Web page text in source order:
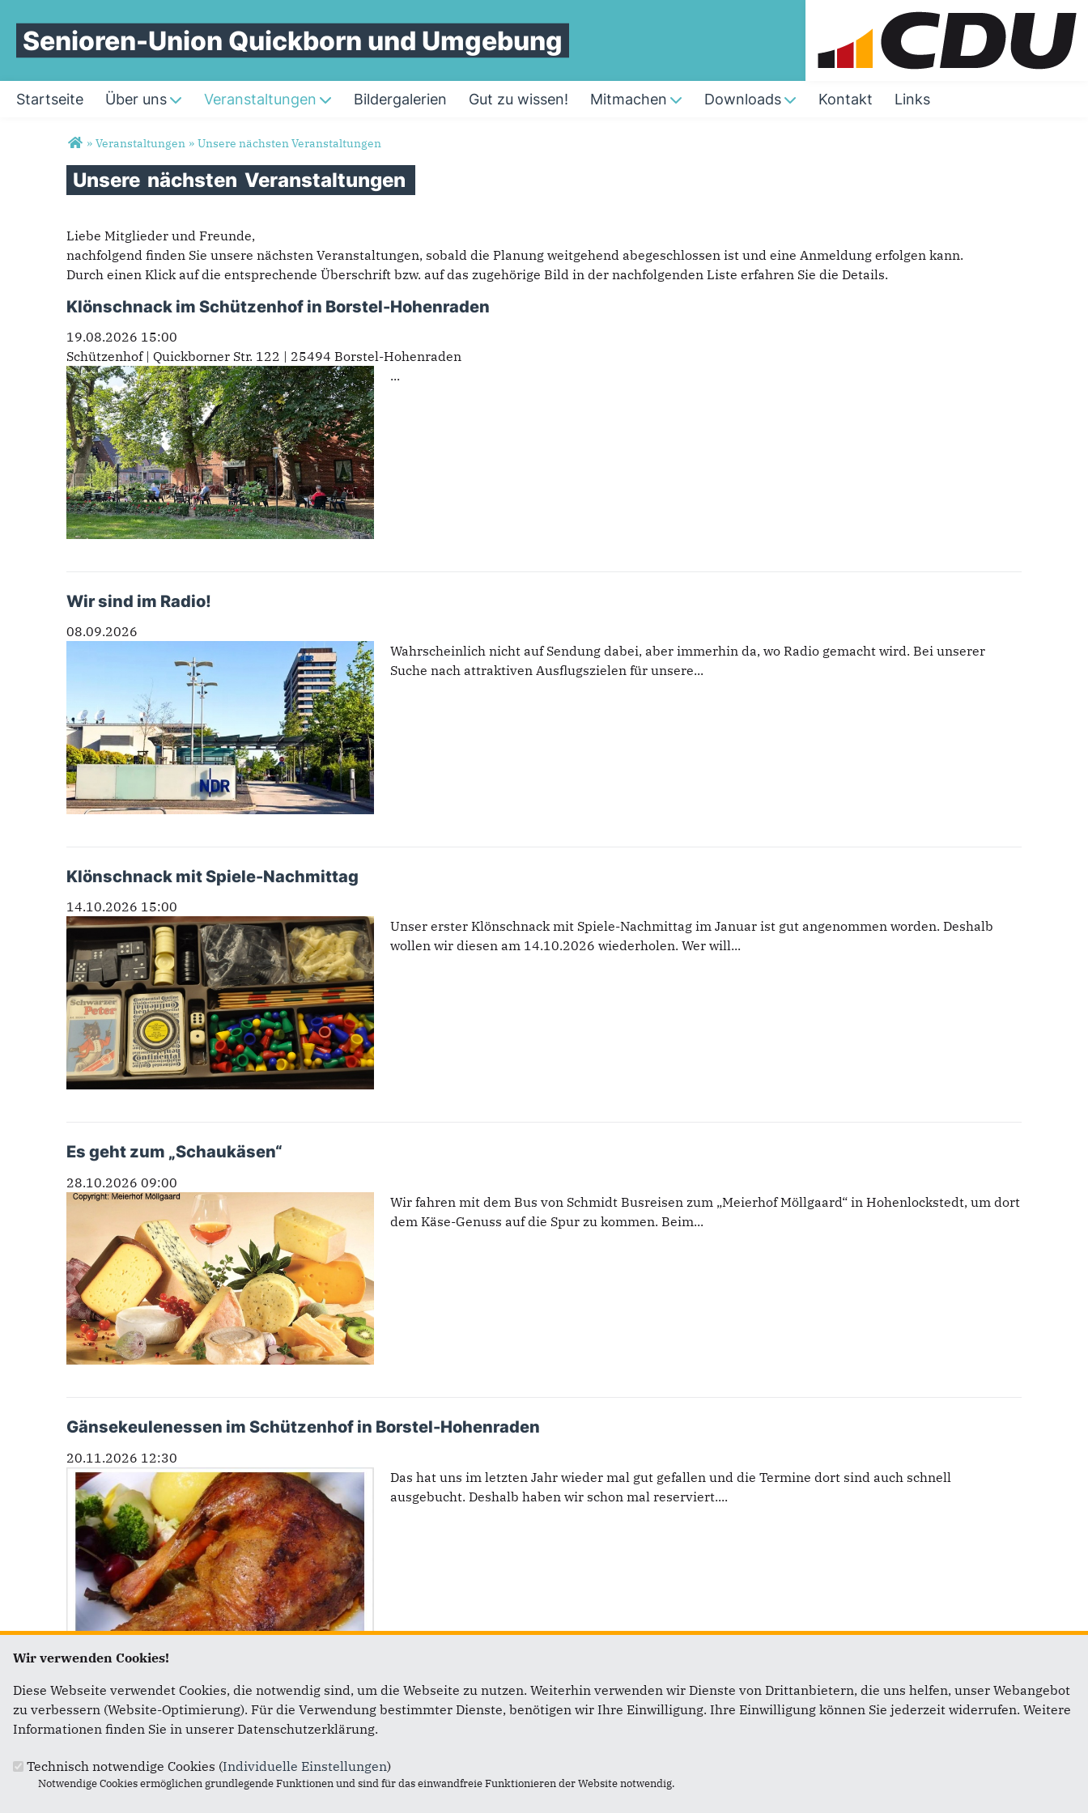
Senioren-Union Quickborn und Umgebung
Startseite Über uns Veranstaltungen Bildergalerien Gut zu wissen! Mitmachen Downloads Kontakt Links
Sie sind hier
» Veranstaltungen » Unsere nächsten Veranstaltungen
Unsere nächsten Veranstaltungen
Liebe Mitglieder und Freunde,
nachfolgend finden Sie unsere nächsten Veranstaltungen, sobald die Planung weitgehend abegeschlossen ist und eine Anmeldung erfolgen kann.
Durch einen Klick auf die entsprechende Überschrift bzw. auf das zugehörige Bild in der nachfolgenden Liste erfahren Sie die Details.
Klönschnack im Schützenhof in Borstel-Hohenraden
19.08.2026 15:00
Schützenhof | Quickborner Str. 122 | 25494 Borstel-Hohenraden
...
Wir sind im Radio!
08.09.2026
Wahrscheinlich nicht auf Sendung dabei, aber immerhin da, wo Radio gemacht wird. Bei unserer
Suche nach attraktiven Ausflugszielen für unsere...
Klönschnack mit Spiele-Nachmittag
14.10.2026 15:00
Unser erster Klönschnack mit Spiele-Nachmittag im Januar ist gut angenommen worden. Deshalb
wollen wir diesen am 14.10.2026 wiederholen. Wer will...
Es geht zum „Schaukäsen“
28.10.2026 09:00
Wir fahren mit dem Bus von Schmidt Busreisen zum „Meierhof Möllgaard“ in Hohenlockstedt, um dort
dem Käse-Genuss auf die Spur zu kommen. Beim...
Gänsekeulenessen im Schützenhof in Borstel-Hohenraden
20.11.2026 12:30
Das hat uns im letzten Jahr wieder mal gut gefallen und die Termine dort sind auch schnell
ausgebucht. Deshalb haben wir schon mal reserviert....
zum iCalendar hinzufügen
Fußbereich
Anschrift Im Web
Wir verwenden Cookies!
Diese Webseite verwendet Cookies, die notwendig sind, um die Webseite zu nutzen. Weiterhin verwenden wir Dienste von Drittanbietern, die uns helfen, unser Webangebot
zu verbessern (Website-Optimierung). Für die Verwendung bestimmter Dienste, benötigen wir Ihre Einwilligung. Ihre Einwilligung können Sie jederzeit widerrufen. Weitere
Informationen finden Sie in unserer Datenschutzerklärung.
Technisch notwendige Cookies (Individuelle Einstellungen)
Notwendige Cookies ermöglichen grundlegende Funktionen und sind für das einwandfreie Funktionieren der Website notwendig.